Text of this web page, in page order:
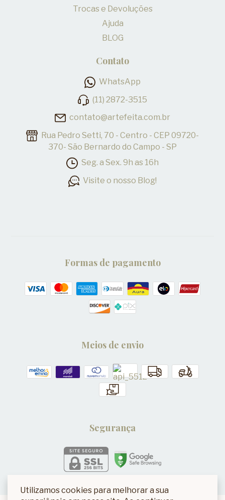
Trocas e Devoluções
Ajuda
BLOG
Contato
WhatsApp
(11) 2872-3515
contato@artefeita.com.br
Rua Pedro Setti, 70 - Centro - CEP 09720-
370- São Bernardo do Campo - SP
Seg. a Sex. 9h as 16h
Visite o nosso Blog!
Formas de pagamento
Meios de envio
Segurança
Utilizamos cookies para melhorar a sua